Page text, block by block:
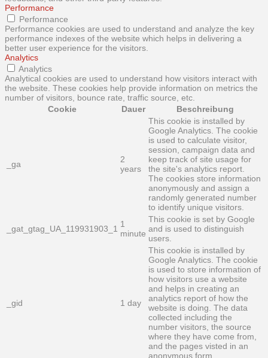
Performance
Performance
Performance cookies are used to understand and analyze the key
performance indexes of the website which helps in delivering a
better user experience for the visitors.
Analytics
Analytics
Analytical cookies are used to understand how visitors interact with
the website. These cookies help provide information on metrics the
number of visitors, bounce rate, traffic source, etc.
Cookie
Dauer Beschreibung
_ga
2
years
This cookie is installed by
Google Analytics. The cookie
is used to calculate visitor,
session, campaign data and
keep track of site usage for
the site's analytics report.
The cookies store information
anonymously and assign a
randomly generated number
to identify unique visitors.
_gat_gtag_UA_119931903_1 1
minute
This cookie is set by Google
and is used to distinguish
users.
_gid 1 day
This cookie is installed by
Google Analytics. The cookie
is used to store information of
how visitors use a website
and helps in creating an
analytics report of how the
website is doing. The data
collected including the
number visitors, the source
where they have come from,
and the pages visted in an
anonymous form.